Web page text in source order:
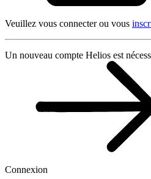
Veuillez vous connecter ou vous
Un nouveau compte Helios est
Connexion